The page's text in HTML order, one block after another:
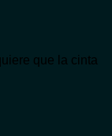
que la cinta